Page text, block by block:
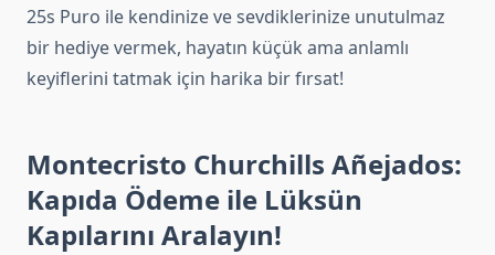
25s Puro ile kendinize ve sevdiklerinize unutulmaz
bir hediye vermek, hayatın küçük ama anlamlı
keyiflerini tatmak için harika bir fırsat!
Montecristo Churchills Añejados:
Kapıda Ödeme ile Lüksün
Kapılarını Aralayın!